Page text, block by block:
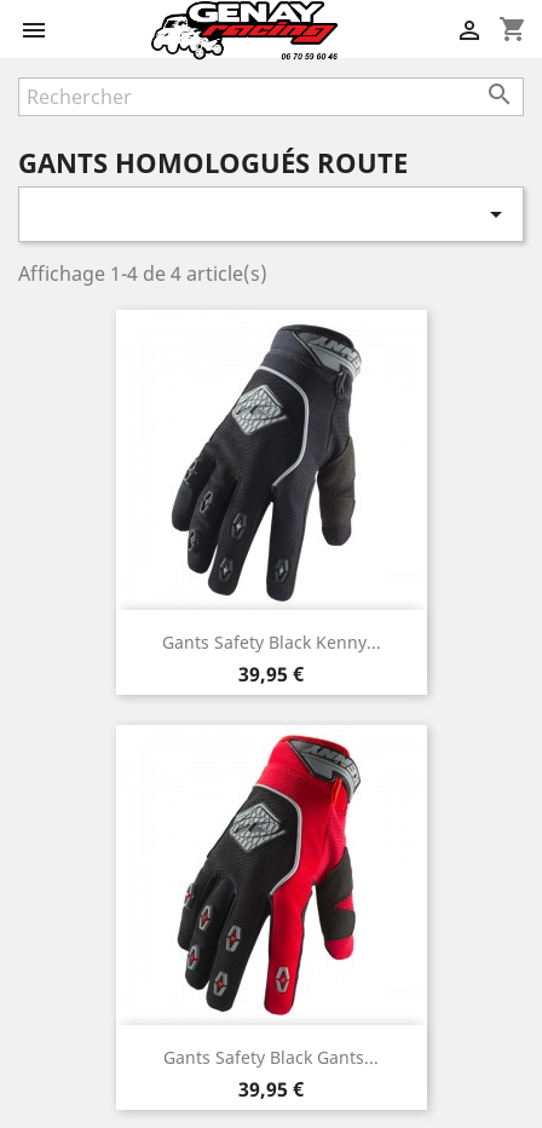
 shopping_cart


GANTS HOMOLOGUÉS ROUTE

Affichage 1-4 de 4 article(s)
Gants Safety Black Kenny...
Prix
39,95 €
Gants Safety Black Gants...
Prix
39,95 €